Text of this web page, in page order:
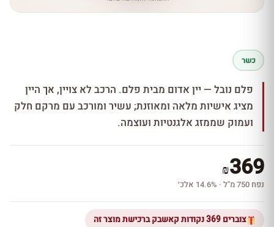
כשר
פלם נובל — יין אדום מבית פלם. הרכב לא צויין, אך היין
מציג אישיות מלאה ומאוזנת; עשיר ומורכב עם מרקם חלק
ועמוק שממזג אלגנטיות ועוצמה.
₪369
נפח 750 מ''ל · 14.6% אלכ׳
צוברים 369 נקודות קאשבק ברכישת מוצר זה